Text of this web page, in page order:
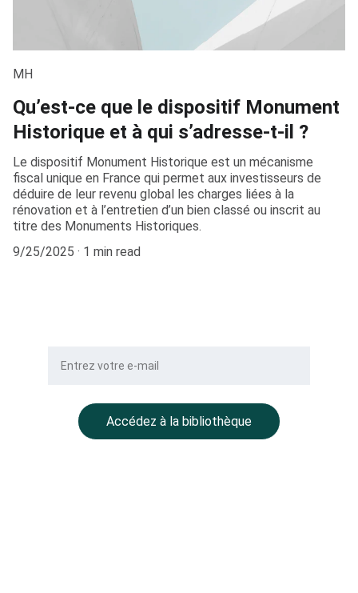
MH
Qu’est-ce que le dispositif Monument
Historique et à qui s’adresse-t-il ?
Le dispositif Monument Historique est un mécanisme
fiscal unique en France qui permet aux investisseurs de
déduire de leur revenu global les charges liées à la
rénovation et à l’entretien d’un bien classé ou inscrit au
titre des Monuments Historiques.
9/25/2025
1 min read
Accédez à la bibliothèque